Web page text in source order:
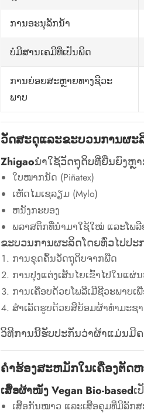
ການອະນຸລັກນ້ໍາ
ບໍ່ມີສານເຄມີທີ່ເປັນພິດ
ການຍ່ອຍສະຫຼາຍທາງຊີວະ
ພາບ
ວັດສະດຸແລະຂະບວນການຜະ
Zhigaoນຳໃຊ້ວັດຖຸດິບທີ່ຍືນຍົງຫຼ
ໃບໝາກນັດ (Piñatex)
ເຫັດໄມເຊລຽມ (Mylo)
ຫນັງກະບອງ
ພລາສຕິກທີ່ນຳມາໃຊ້ໃໝ່ ແລະໂພ
ຂະບວນການຜະລິດໂດຍທົ່ວໄປປະ
ການຂຸດຄົ້ນວັດຖຸດິບຈາກພືດ
ການປຸງແຕ່ງເສັ້ນໄຍເຂົ້າໄປໃນແ
ການເຄືອບດ້ວຍໂພລີເມີຊີວະພາບເ
ສໍາເລັດຮູບດ້ວຍສີຍ້ອມຜ້າທໍາມະຊ
ວິທີການນີ້ຮັບປະກັນວ່າຜ້າແມ່ນມີ
ຄໍາຮ້ອງສະຫມັກໃນເຄື່ອງຕັດ
ເສື້ອຜ້າໜັງ Vegan Bio-basedເ
ເສື້ອກັນໜາວ ແລະເສື້ອຄຸມທີ່ມີລັກ